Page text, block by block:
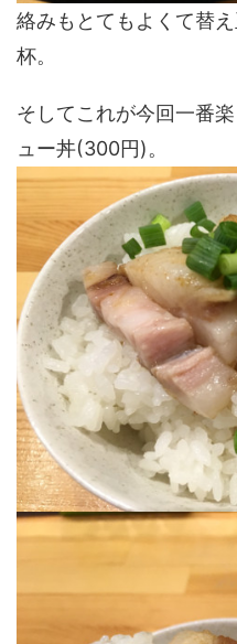
絡みもとてもよくて替
杯。
そしてこれが今回一番
ュー丼(300円)。